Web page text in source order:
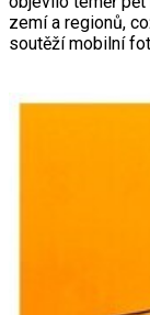
zemí a regionů,
soutěží mobilní